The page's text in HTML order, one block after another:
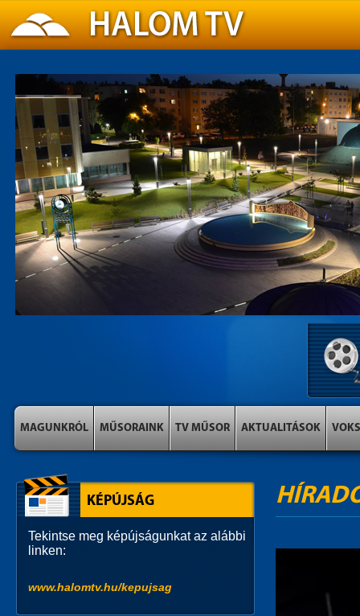
MAGUNKRÓL MŰSORAINK TV MŰSOR AKTUALITÁSOK VOKS
KÉPÚJSÁG
Tekintse meg képújságunkat az alábbi
linken:
www.halomtv.hu/kepujsag